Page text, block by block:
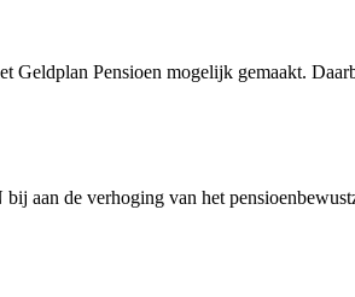
Pensioen mogelijk gemaakt.
aan de verhoging van het